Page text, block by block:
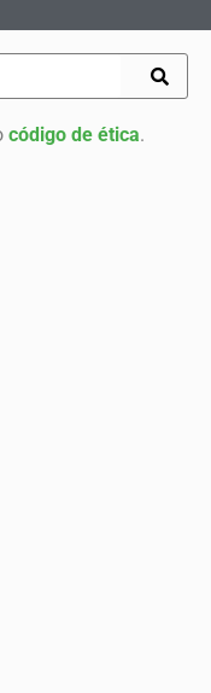
código de ética.